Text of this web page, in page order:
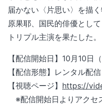
届かない〈片思い〉を描
原果耶、国民的俳優とし
トリプル主演を果たした。
【配信開始日】10月10日（
【配信形態】レンタル
【視聴ページ】 https://
※配信開始日よりアクセ